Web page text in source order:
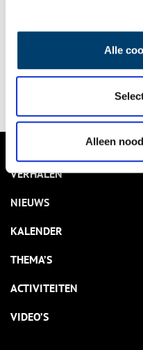
Alle
Alleen
Delen
VERHALEN
NIEUWS
KALENDER
THEMA’S
ACTIVITEITEN
VIDEO’S